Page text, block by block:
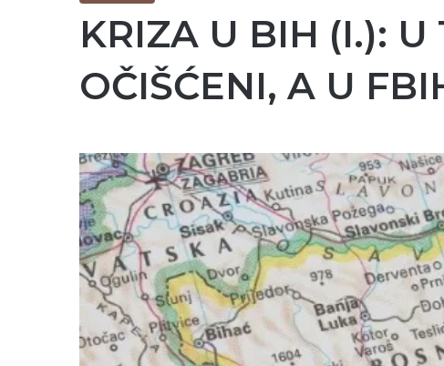
KRIZA U BIH (I.): U
OČIŠĆENI, A U